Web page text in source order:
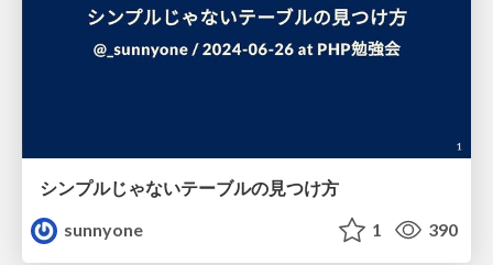
シンプルじゃないテーブルの見つけ方
sunnyone
1 390